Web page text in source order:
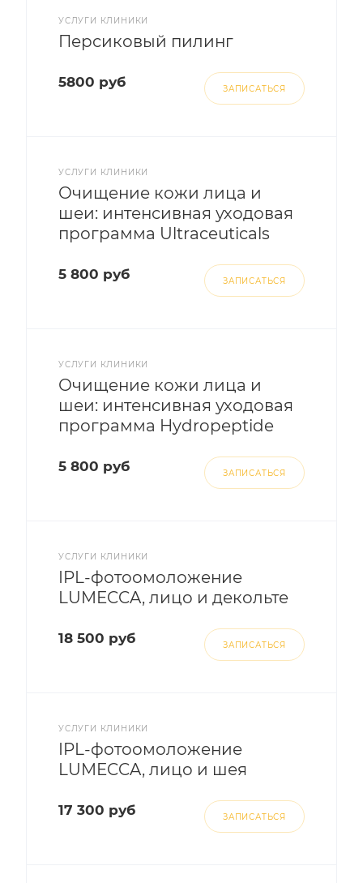
УСЛУГИ КЛИНИКИ
Персиковый пилинг
5800 руб ЗАПИСАТЬСЯ
УСЛУГИ КЛИНИКИ
Очищение кожи лица и
шеи: интенсивная уходовая
программа Ultraceuticals
5 800 руб ЗАПИСАТЬСЯ
УСЛУГИ КЛИНИКИ
Очищение кожи лица и
шеи: интенсивная уходовая
программа Hydropeptide
5 800 руб ЗАПИСАТЬСЯ
УСЛУГИ КЛИНИКИ
IPL-фотоомоложение
LUMECCA, лицо и декольте
18 500 руб ЗАПИСАТЬСЯ
УСЛУГИ КЛИНИКИ
IPL-фотоомоложение
LUMECCA, лицо и шея
17 300 руб ЗАПИСАТЬСЯ